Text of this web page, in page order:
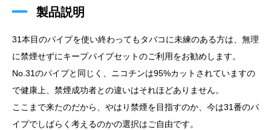
製品説明
31本目のパイプを使い終わってもタバコに未練のある方は、無理
に禁煙せずにキープパイプセットのご利用をお勧めします。
No.31のパイプと同じく、ニコチンは95%カットされていますの
で健康上、禁煙成功者との違いはそれほどありません。
ここまで来たのだから、やはり禁煙を目指すのか、今は31番のパ
イプでしばらく考えるのかの選択はご自由です。